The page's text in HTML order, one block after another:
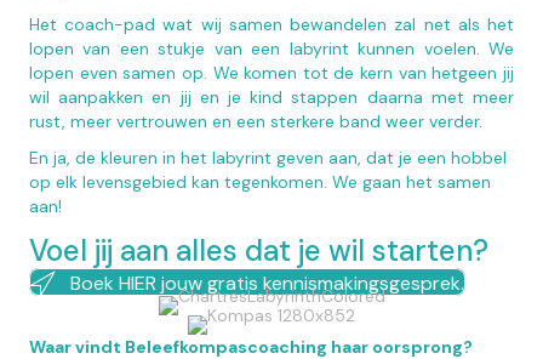
Het coach-pad wat wij samen bewandelen zal net als het
lopen van een stukje van een labyrint kunnen voelen. We
lopen even samen op. We komen tot de kern van hetgeen jij
wil aanpakken en jij en je kind stappen daarna met meer
rust, meer vertrouwen en een sterkere band weer verder.
En ja, de kleuren in het labyrint geven aan, dat je een hobbel
op elk levensgebied kan tegenkomen. We gaan het samen
aan!
Voel jij aan alles dat je wil starten?
Boek HIER jouw gratis kennismakingsgesprek.
Waar vindt Beleefkompascoaching haar oorsprong?